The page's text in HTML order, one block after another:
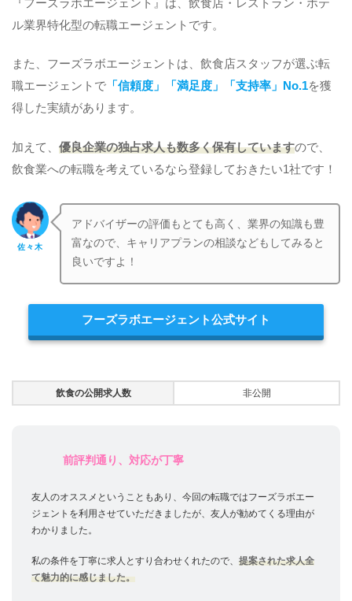
『フーズラボエージェント』は、飲食店・レストラン・ホテ
ル業界特化型の転職エージェントです。
また、フーズラボエージェントは、飲食店スタッフが選ぶ転
職エージェントで 「信頼度」「満足度」「支持率」No.1を獲
得した実績があります。
加えて、 優良企業の独占求人も数多く保有していますので、
飲食業への転職を考えているなら登録しておきたい1社です！
佐々木
アドバイザーの評価もとても高く、業界の知識も豊
富なので、キャリアプランの相談などもしてみると
良いですよ！
フーズラボエージェント公式サイト
飲食の公開求人数 非公開
前評判通り、対応が丁寧
友人のオススメということもあり、今回の転職ではフーズラボエー
ジェントを利用させていただきましたが、友人が勧めてくる理由が
わかりました。
私の条件を丁寧に求人とすり合わせくれたので、 提案された求人全
て魅力的に感じました。